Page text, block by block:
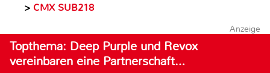
> CMX SUB218
Anzeige
Topthema: Deep Purple und Revox
vereinbaren eine Partnerschaft…